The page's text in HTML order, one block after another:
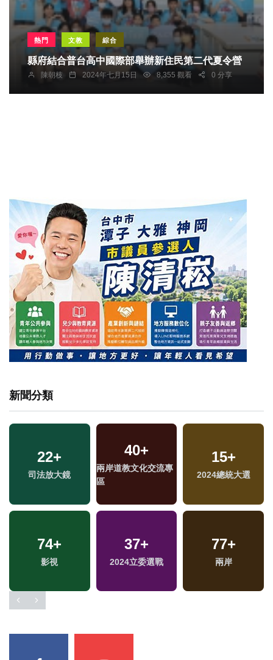
熱門 文教 綜合
縣府結合普台高中國際部舉辦新住民第二代夏令營
陳朝枝 2024年七月15日 8,355 觀看 0 分享
新聞分類
22+
司法放大鏡
40+
兩岸道教文化交流專
區
15+
2024總統大選
74+
影視
37+
2024立委選戰
77+
兩岸